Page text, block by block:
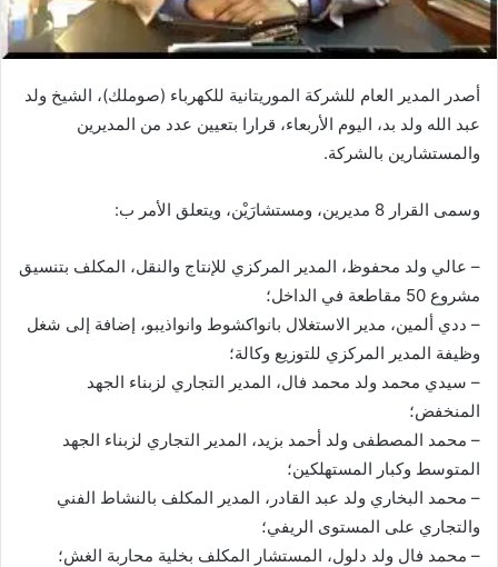
أصدر المدير العام للشركة الموريتانية للكهرباء (صوملك)، الشيخ ولد
عبد الله ولد بد، اليوم الأربعاء، قرارا بتعيين عدد من المديرين
والمستشارين بالشركة.
وسمى القرار 8 مديرين، ومستشارَيْن، ويتعلق الأمر ب:
– عالي ولد محفوظ، المدير المركزي للإنتاج والنقل، المكلف بتنسيق
مشروع 50 مقاطعة في الداخل؛
– ددي ألمين، مدير الاستغلال بانواكشوط وانواذيبو، إضافة إلى شغل
وظيفة المدير المركزي للتوزيع وكالة؛
– سيدي محمد ولد محمد فال، المدير التجاري لزبناء الجهد
المنخفض؛
– محمد المصطفى ولد أحمد بزيد، المدير التجاري لزبناء الجهد
المتوسط وكبار المستهلكين؛
– محمد البخاري ولد عبد القادر، المدير المكلف بالنشاط الفني
والتجاري على المستوى الريفي؛
– محمد فال ولد دلول، المستشار المكلف بخلية محاربة الغش؛